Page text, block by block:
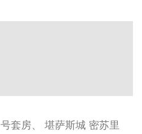
套房、 堪萨斯城 密苏里